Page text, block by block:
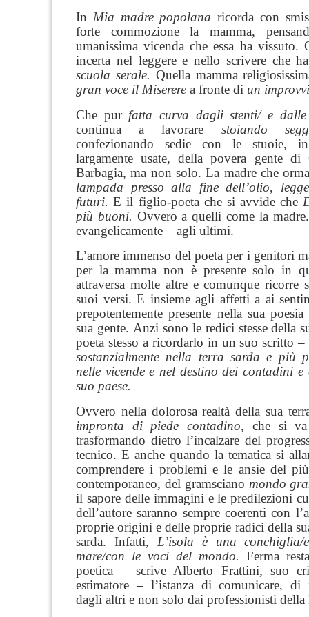
In Mia madre popolana ricorda con
forte commozione la mamma,
umanissima vicenda che essa ha vissuto.
incerta nel leggere e nello scrivere che
scuola serale. Quella mamma
gran voce il Miserere a fronte di un
Che pur fatta curva dagli stenti/ e
continua a lavorare stoiando
confezionando sedie con le stuoie,
largamente usate, della povera gente
Barbagia, ma non solo.La madre che
lampada presso alla fine dell’olio,
futuri.E il figlio-poeta che si avvide che
più buoni. Ovvero a quelli come la
evangelicamente – agli ultimi.
L’amore immenso del poeta per i genitori
per la mamma non è presente solo in
attraversa molte altre e comunque ricorre
suoi versi. E insieme agli affetti a ai
prepotentemente presente nella sua
sua gente. Anzi sono le redici stesse della
poeta stesso a ricordarlo in un suo scritto –
sostanzialmente nella terra sarda e più
nelle vicende e nel destino dei contadini
suo paese.
Ovvero nella dolorosa realtà della sua
impronta di piede contadino, che si va
trasformando dietro l’incalzare del
tecnico. E anche quando la tematica si
comprendere i problemi e le ansie del
contemporaneo, del gramsciano mondo
il sapore delle immagini e le predilezioni
dell’autore saranno sempre coerenti con
proprie origini e delle proprie radici della
sarda. Infatti, L’isola è una
mare/con le voci del mondo. Ferma
poetica – scrive Alberto Frattini, suo
estimatore – l’istanza di comunicare, di
dagli altri e non solo dai professionisti della